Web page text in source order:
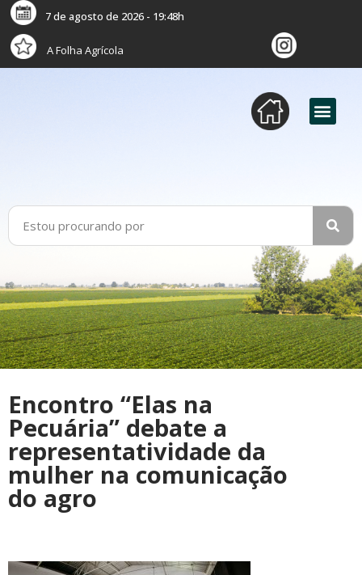
7 de agosto de 2026 - 19:48h
A Folha Agrícola
Encontro “Elas na
Pecuária” debate a
representatividade da
mulher na comunicação
do agro